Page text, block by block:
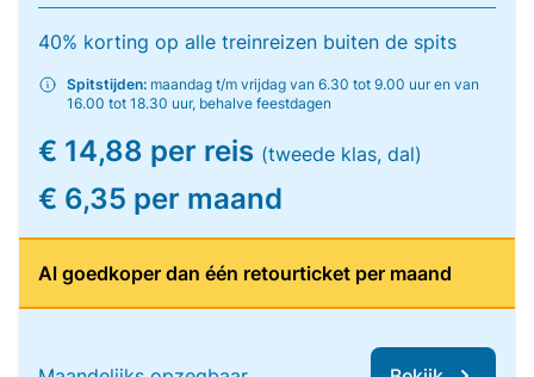
40% korting op alle treinreizen buiten de spits
Spitstijden: maandag t/m vrijdag van 6.30 tot 9.00 uur en van
16.00 tot 18.30 uur, behalve feestdagen
€ 14,88 per reis (tweede klas, dal)
€ 6,35 per maand
Al goedkoper dan één retourticket per maand